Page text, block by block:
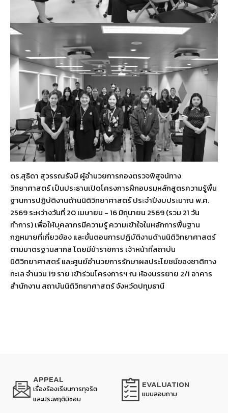
ดร.สุธิดา สุวรรณรังษี ผู้อำนวยการกองตรวจพิสูจน์ทาง
วิทยาศาสตร์ เป็นประธานเปิดโครงการฝึกอบรมหลักสูตรความรู้พื้น
ฐานการปฏิบัติงานด้านนิติวิทยาศาสตร์ ประจำปีงบประมาณ พ.ศ.
2569 ระหว่างวันที่ 20 เมษายน - 16 มิถุนายน 2569 (รวม 21 วัน
ทำการ) เพื่อให้บุคลากรมีความรู้ ความเข้าใจในหลักการพื้นฐาน
กฎหมายที่เกี่ยวข้อง และขั้นตอนการปฏิบัติงานด้านนิติวิทยาศาสตร์
ตามมาตรฐานสากล โดยมีข้าราชการ เจ้าหน้าที่สถาบัน
นิติวิทยาศาสตร์ และศูนย์อำนวยการรักษาผลประโยชน์ของชาติทาง
ทะเล จำนวน 19 ราย เข้าร่วมโครงการฯ ณ ห้องบรรยาย 2/1 อาคาร
สำนักงาน สถาบันนิติวิทยาศาสตร์ จังหวัดปทุมธานี
APPEAL
เรื่องร้องเรียนการทุจริต
และประพฤติมิชอบ
EVALUATION
แบบสอบถาม